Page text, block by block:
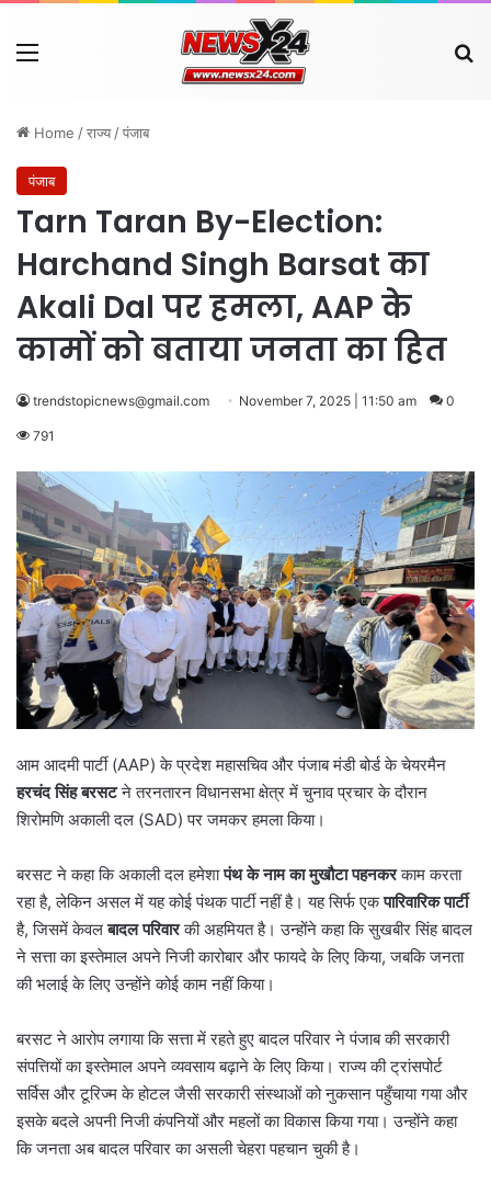
Menu
Home /राज्य /पंजाब
पंजाब
Tarn Taran By-Election:
Harchand Singh Barsat का
Akali Dal पर हमला, AAP के
कामों को बताया जनता का हित
trendstopicnews@gmail.com November 7, 2025 | 11:50 am 0
791
आम आदमी पार्टी (AAP) के प्रदेश महासचिव और पंजाब मंडी बोर्ड के चेयरमैन
हरचंद सिंह बरसटने तरनतारन विधानसभा क्षेत्र में चुनाव प्रचार के दौरान
शिरोमणि अकाली दल (SAD) पर जमकर हमला किया।
बरसट ने कहा कि अकाली दल हमेशापंथ के नाम का मुखौटा पहनकरकाम करता
रहा है, लेकिन असल में यह कोई पंथक पार्टी नहीं है। यह सिर्फ एकपारिवारिक पार्टी
है, जिसमें केवलबादल परिवारकी अहमियत है। उन्होंने कहा कि सुखबीर सिंह बादल
ने सत्ता का इस्तेमाल अपने निजी कारोबार और फायदे के लिए किया, जबकि जनता
की भलाई के लिए उन्होंने कोई काम नहीं किया।
बरसट ने आरोप लगाया कि सत्ता में रहते हुए बादल परिवार ने पंजाब की सरकारी
संपत्तियों का इस्तेमाल अपने व्यवसाय बढ़ाने के लिए किया। राज्य की ट्रांसपोर्ट
सर्विस और टूरिज्म के होटल जैसी सरकारी संस्थाओं को नुकसान पहुँचाया गया और
इसके बदले अपनी निजी कंपनियों और महलों का विकास किया गया। उन्होंने कहा
कि जनता अब बादल परिवार का असली चेहरा पहचान चुकी है।